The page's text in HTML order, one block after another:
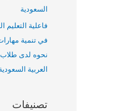
السعودية
فاعلية
في تنمية مهارات
نحوه لدى طلاب
العربية
تصنيفات